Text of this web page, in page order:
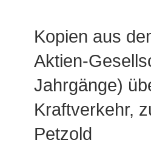
Kopien aus
Aktien-
Jahrgänge)
Kraftverkehr,
Petzold